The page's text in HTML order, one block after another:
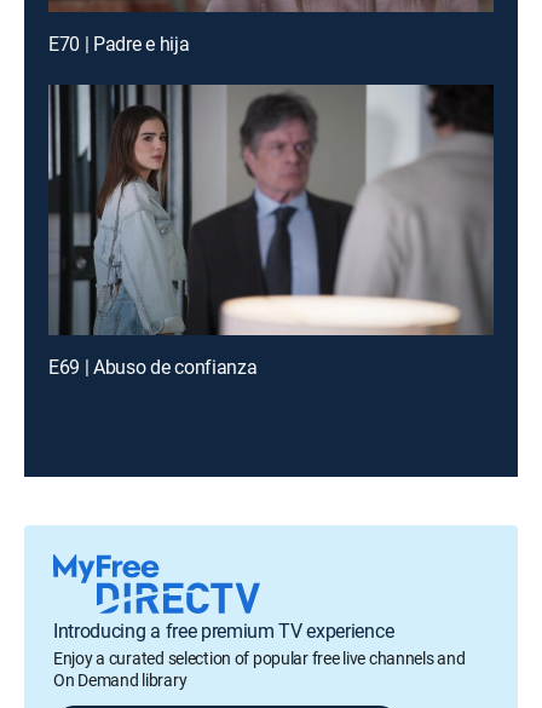
E70 | Padre e hija
E69 | Abuso de confianza
Introducing a free premium TV experience
Enjoy a curated selection of popular free live channels and
On Demand library